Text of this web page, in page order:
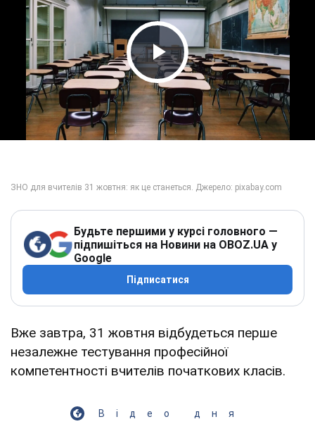
Play Video
Будьте першими у курсі головного —
підпишіться на Новини на OBOZ.UA у
Google
Підписатися
Вже завтра, 31 жовтня відбудеться перше
незалежне тестування професійної
компетентності вчителів початкових класів.
Відео дня